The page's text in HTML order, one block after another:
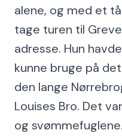
alene, og med et
tage turen til
adresse. Hun
kunne bruge på
den lange
Louises Bro. Det
og